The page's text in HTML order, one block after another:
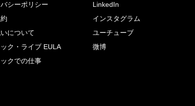
シーポリシー
について
ク・ライブ EULA
クでの仕事
LinkedIn
インスタグラム
ユーチューブ
微博